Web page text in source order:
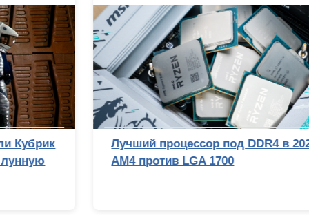
Лучший процессор под DDR4 в 2026 году:
AM4 против LGA 1700